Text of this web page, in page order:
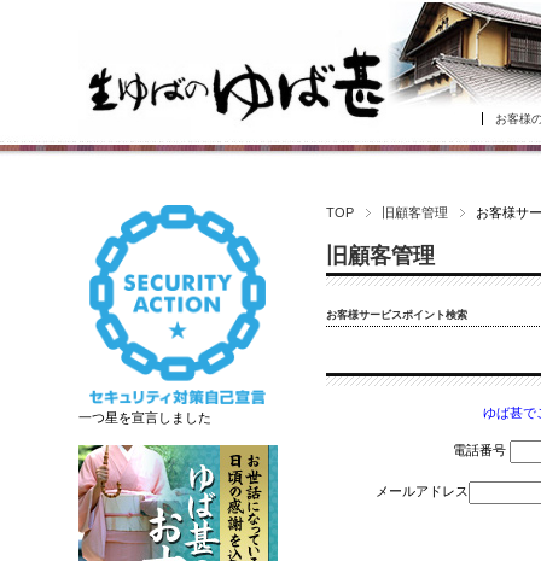
お客様
TOP 旧顧客管理 お客様サ
旧顧客管理
お客様サービスポイント検索
ゆば甚で
電話番号
メールアドレス
一つ星を宣言しました